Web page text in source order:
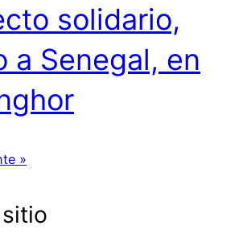
solidario,
a Senegal, en
»